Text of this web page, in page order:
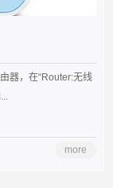
器，在“Router:无线
more